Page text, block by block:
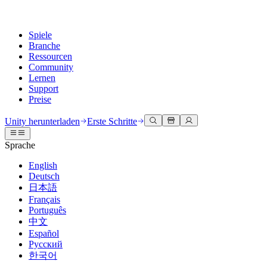
Spiele
Branche
Ressourcen
Community
Lernen
Support
Preise
Unity Engine
Erstellen Sie 2D- und 3D-Spiele für jede Plattform
Zusammenarbeit
Schnell mit Ihrem Team zusammenarbeiten und iterieren
Unity herunterladen
Abonnements und Preise
Bereitstellen
Multiplattform
3D-Zusammenarbeit
Erstellen und überprüfen Sie 3D-Projekte in Echtzeit
Immersive Schulung
In immersiven Umgebungen trainieren
Kundenerlebnisse
Interaktive 3D-Erlebnisse erstellen
Branchen
Fertigung
Dokumentation
Entwicklertools
Versionsfreigaben und Fehlerverfolgung
Roadmap
Bevorstehende Funktionen überprüfen
Glossar
Diskussionen
Veranstaltungen
Globale und lokale Veranstaltungen
Gemeinschaftsgeschichten
Made with Unity
Präsentation von Unity-Schöpfern
Unity Learn
Meistern Sie Unity-Fähigkeiten kostenlos
Professionelles Training
Verbessern Sie Ihr Team mit Unity-Trainern
Neu bei Unity
Erste Schritte
Beginnen Sie noch heute mit dem Lernen
Unity Essential Pathways
Hilfe erhalten
Wir helfen Ihnen, mit Unity erfolgreich zu sein
Erfolgspläne
Erreichen Sie Ihre Ziele schneller mit Expertenunterstützung
FAQ
Antworten auf häufige Fragen
Kontakt aufnehmen
Verbinden Sie sich mit unserem Team
Unity herunterladen Erste Schritte
Sprache
English
Deutsch
日本語
Français
Português
中文
Español
Русский
한국어